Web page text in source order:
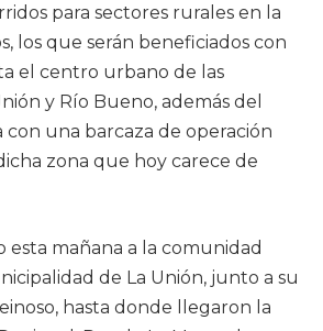
para sectores rurales en la
los que serán beneficiados con
el centro urbano de las
y Río Bueno, además del
una barcaza de operación
zona que hoy carece de
esta mañana a la comunidad
de La Unión, junto a su
hasta donde llegaron la